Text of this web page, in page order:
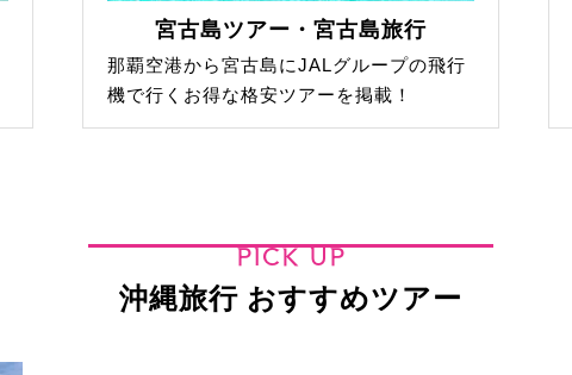
宮古島ツアー・宮古島旅行
那覇空港から宮古島にJALグループの飛行
機で行くお得な格安ツアーを掲載！
PICK UP
沖縄旅行 おすすめツアー